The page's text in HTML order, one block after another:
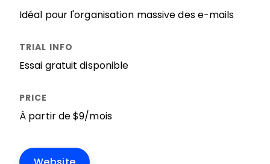
Idéal pour l'organisation massive des e-mails
Essai gratuit disponible
À partir de $9/mois
Website